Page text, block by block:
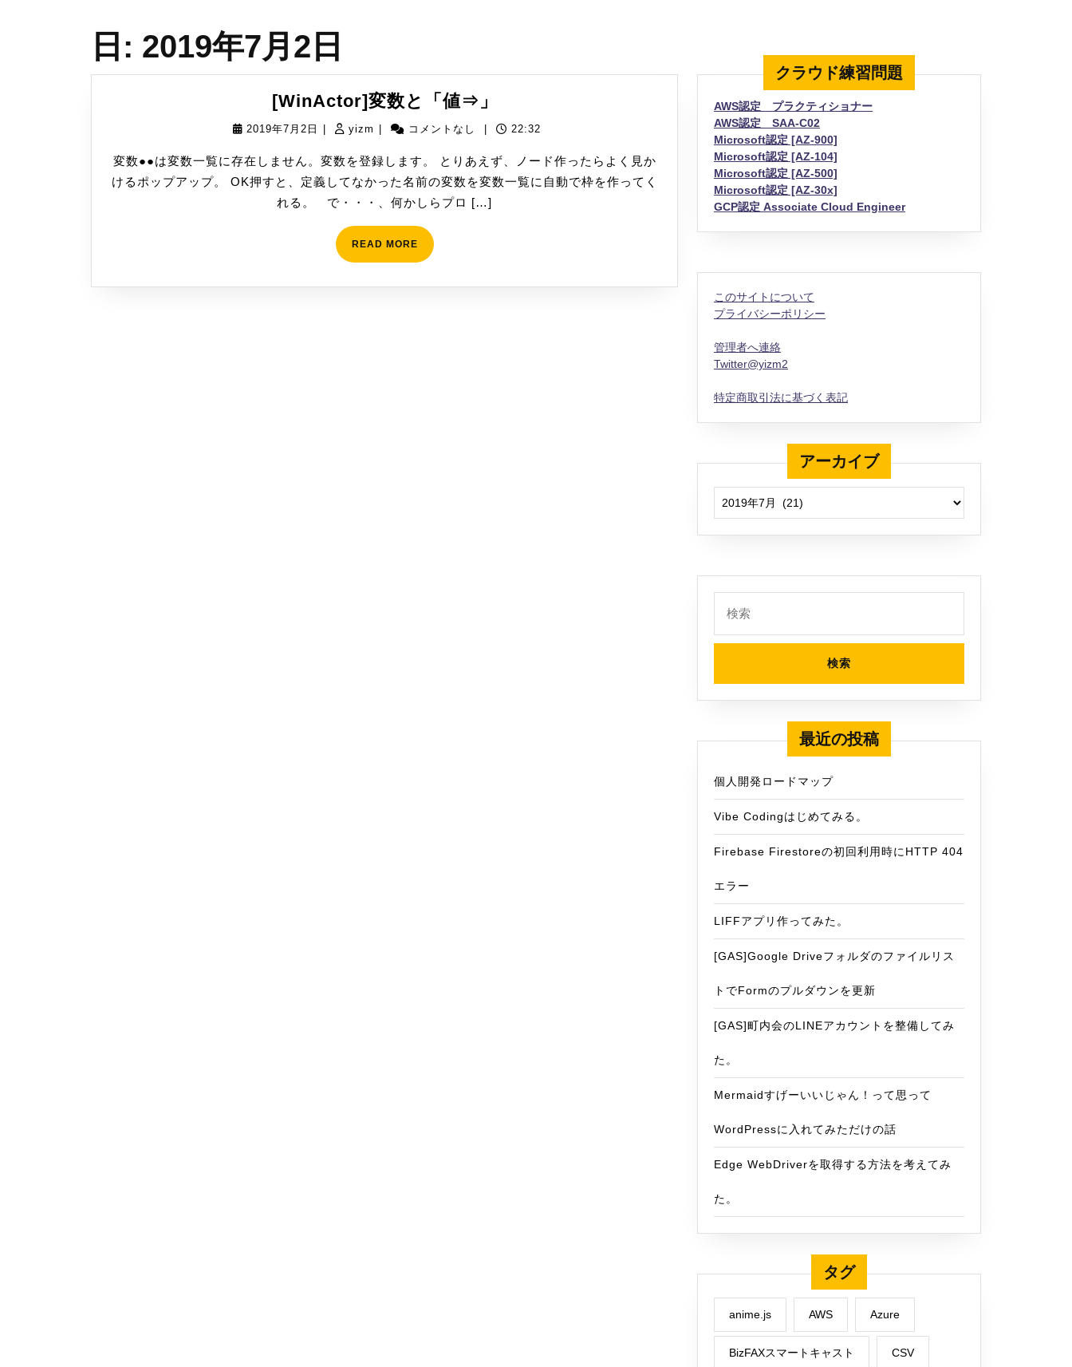
日: 2019年7月2日
[WinActor]変数と「値⇒」
変
と
「値
2019年7月2日
2019
7
月
2
yizm yizm コメントなし 22:32
変数●●は変数一覧に存在しません。変数を登録します。 とりあえず、ノード作ったらよく見か
けるポップアップ。 OK押すと、定義してなかった名前の変数を変数一覧に自動で枠を作ってく
れる。 で・・・、何かしらプロ […]
READ MOREREAD
MORE
クラウド練習問題
AWS認定 プラクティショナー
AWS認定 SAA-C02
Microsoft認定 [AZ-900]
Microsoft認定 [AZ-104]
Microsoft認定 [AZ-500]
Microsoft認定 [AZ-30x]
GCP認定 Associate Cloud Engineer
このサイトについて
プライバシーポリシー
管理者へ連絡
Twitter@yizm2
特定商取引法に基づく表記
アーカイブ
索:
最近の投稿
個人開発ロードマップ
Vibe Codingはじめてみる。
Firebase Firestoreの初回利用時にHTTP 404
エラー
LIFFアプリ作ってみた。
[GAS]Google Driveフォルダのファイルリス
トでFormのプルダウンを更新
[GAS]町内会のLINEアカウントを整備してみ
た。
Mermaidすげーいいじゃん！って思って
WordPressに入れてみただけの話
Edge WebDriverを取得する方法を考えてみ
た。
タグ
anime.js AWS Azure
BizFAXスマートキャスト CSV